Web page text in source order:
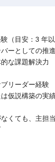
（目安：3 年以
ーとしての推
な課題解決力
リーダー経験
仮説構築の実
くても、主担